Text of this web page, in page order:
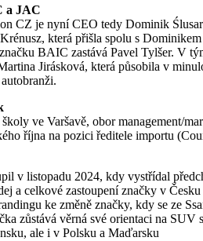
a JAC
CZ je nyní CEO tedy Dominik
která přišla spolu s
BAIC zastává Pavel Tylšer. V
Jirásková, která působila v
ve Varšavě, obor management/
října na pozici ředitele importu
v listopadu 2024, kdy vystřídal
a celkové zastoupení značky v
ke změně značky, kdy se ze
zůstává věrná své orientaci na
ale i v Polsku a Maďarsku